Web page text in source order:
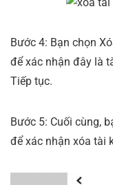
Bước 4: Bạn chọn
để xác nhận đây là
Tiếp tục.
Bước 5: Cuối cùng,
để xác nhận xóa tài